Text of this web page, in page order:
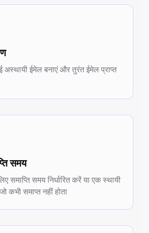
ईमेल बनाएं और तुरंत ईमेल प्राप्त
समय
समाप्ति समय निर्धारित करें या एक स्थायी
कभी समाप्त नहीं होता